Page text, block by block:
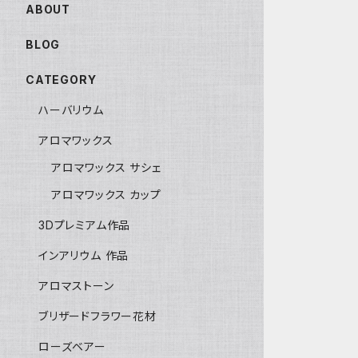
ABOUT
BLOG
CATEGORY
ハーバリウム
アロマワックス
アロマワックス サシェ
アロマワックス カップ
3Dプレミアム作品
インアリウム 作品
アロマストーン
ブリザードフラワー花材
ローズベアー